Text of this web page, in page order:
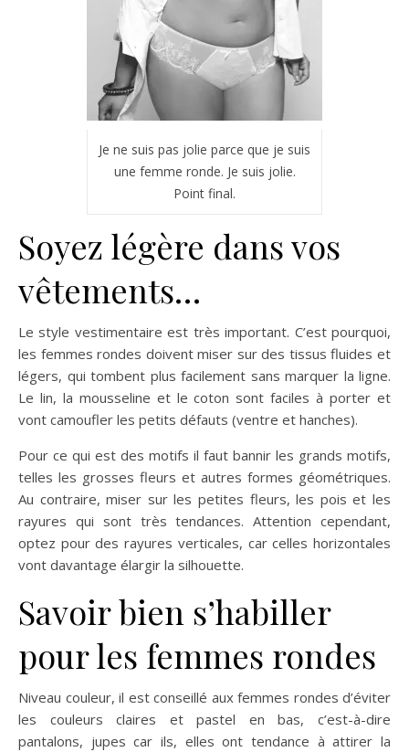
Je ne suis pas jolie parce que je suis
une femme ronde. Je suis jolie.
Point final.
Soyez légère dans vos
vêtements…
Le style vestimentaire est très important. C’est pourquoi,
les femmes rondes doivent miser sur des tissus fluides et
légers, qui tombent plus facilement sans marquer la ligne.
Le lin, la mousseline et le coton sont faciles à porter et
vont camoufler les petits défauts (ventre et hanches).
Pour ce qui est des motifs il faut bannir les grands motifs,
telles les grosses fleurs et autres formes géométriques.
Au contraire, miser sur les petites fleurs, les pois et les
rayures qui sont très tendances. Attention cependant,
optez pour des rayures verticales, car celles horizontales
vont davantage élargir la silhouette.
Savoir bien s’habiller
pour les femmes rondes
Niveau couleur, il est conseillé aux femmes rondes d’éviter
les couleurs claires et pastel en bas, c’est-à-dire
pantalons, jupes car ils, elles ont tendance à attirer la